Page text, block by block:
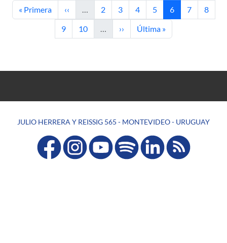
Primera página
« Primera Página anterior
‹‹ … Página
2 Página
3 Página
4 Página
5 Página actual
6 Página
7 Página
8
Página
9 Página
10 … Siguiente página
›› Última página
Última »
JULIO HERRERA Y REISSIG 565 - MONTEVIDEO - URUGUAY